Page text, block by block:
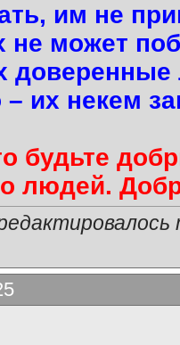
им не
не может
доверенные
их некем
будьте
людей.